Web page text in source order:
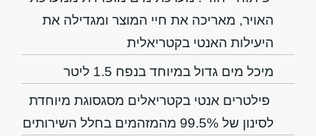
האויר, מאריכה את חיי המוצר ומגדילה את
היעילות האנטי בקטריאלית
מיכל מים גדול במיוחד בנפח 1.5 ליטר
פילטרים אנטי בקטריאלים מסגסוגת מיוחדת
לסינון של 99.5% מהמזהמים בחלל השירותים